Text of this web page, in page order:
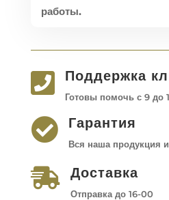
работы.
 Поддержка
Готовы помочь с 9 до
 Гарантия
Вся наша продукция
 Доставка
Отправка до 16-00